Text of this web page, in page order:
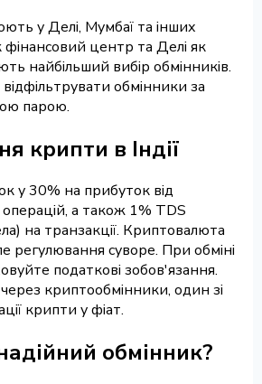
у Делі, Мумбаї та інших
фінансовий центр та Делі як
найбільший вибір обмінників.
обмінники за
парою.
крипти в Індії
у 30% на прибуток від
а також 1% TDS
на транзакції. Криптовалюта
регулювання суворе. При обміні
податкові зобов'язання.
криптообмінники, один зі
крипти у фіат.
обмінник?